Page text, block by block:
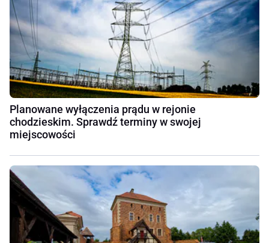
Planowane wyłączenia prądu w rejonie
chodzieskim. Sprawdź terminy w swojej
miejscowości